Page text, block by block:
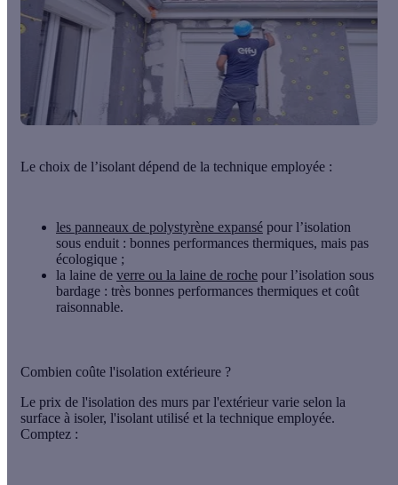
Le choix de l’isolant dépend de la technique employée :
les panneaux de polystyrène expansé pour l’isolation
sous enduit : bonnes performances thermiques, mais pas
écologique ;
la laine de verre ou la laine de roche pour l’isolation sous
bardage : très bonnes performances thermiques et coût
raisonnable.
Combien coûte l'isolation extérieure ?
Le prix de l'isolation des murs par l'extérieur varie selon la
surface à isoler, l'isolant utilisé et la technique employée.
Comptez :